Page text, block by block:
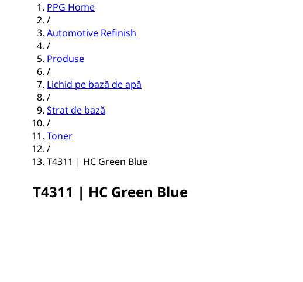
PPG Home
/
Automotive Refinish
/
Produse
/
Lichid pe bază de apă
/
Strat de bază
/
Toner
/
T4311 | HC Green Blue
T4311 | HC Green Blue